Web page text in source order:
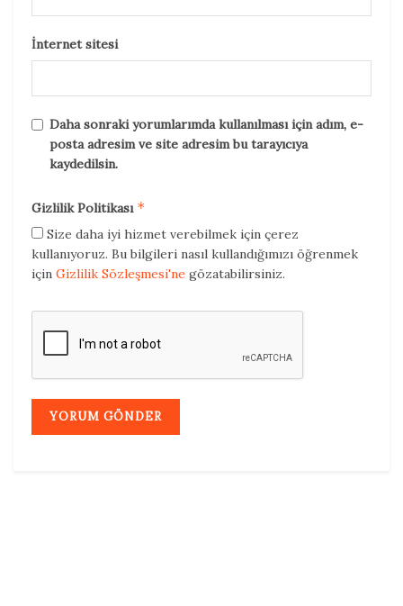
İnternet sitesi
Daha sonraki yorumlarımda kullanılması için adım, e-
posta adresim ve site adresim bu tarayıcıya
kaydedilsin.
Gizlilik Politikası *
Size daha iyi hizmet verebilmek için çerez
kullanıyoruz. Bu bilgileri nasıl kullandığımızı öğrenmek
için Gizlilik Sözleşmesi'ne gözatabilirsiniz.